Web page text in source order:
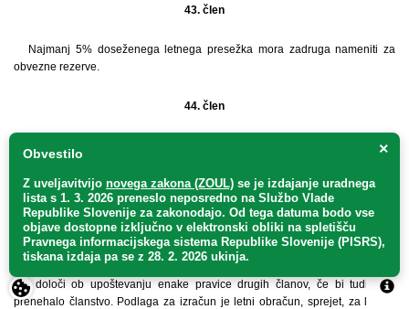
43. člen
Najmanj 5% doseženega letnega presežka mora zadruga nameniti za
obvezne rezerve.
44. člen
Poleg obveznih rezerv lahko zadruga, če tako določajo zadružna pravila
ali sklene občni zbor, oblikuje še druge sklade in jim določi namen uporabe
(prostovoljni skladi).
Samo če je tako določeno v zadružnih pravilih, ima nekdanji član oziroma
njegov pravni naslednik poleg pravice do vračila denarne vrednosti deleža
tudi pravico do ustreznega dela prostovoljnih skladov. Če zadružna pravila
ne določajo posebne podlage za določitev te pravice (npr. obseg
sodelovanja z zadrugo, trajanje članstva, število deležev in podobno), se ta
del določi ob upoštevanju enake pravice drugih članov, če bi tudi njim
prenehalo članstvo. Podlaga za izračun je letni obračun, sprejet, za leto, v
×
Obvestilo
Z uveljavitvijo novega zakona (ZOUL) se je izdajanje uradnega
lista s 1. 3. 2026 preneslo neposredno na Službo Vlade
Republike Slovenije za zakonodajo. Od tega datuma bodo vse
objave dostopne izključno v elektronski obliki na spletišču
Pravnega informacijskega sistema Republike Slovenije (PISRS),
tiskana izdaja pa se z 28. 2. 2026 ukinja.